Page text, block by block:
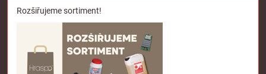
Rozšiřujeme sortiment!